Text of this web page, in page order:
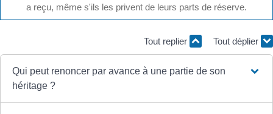
a reçu, même s'ils les privent de leurs parts de réserve.
Tout replier Tout déplier
Qui peut renoncer par avance à une partie de son
héritage ?